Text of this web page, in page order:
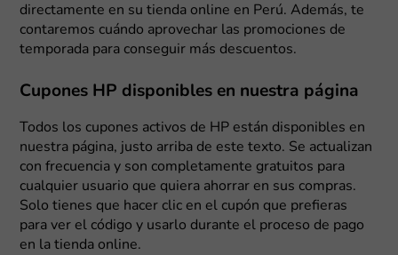
directamente en su tienda online en Perú. Además, te
contaremos cuándo aprovechar las promociones de
temporada para conseguir más descuentos.
Cupones HP disponibles en nuestra página
Todos los cupones activos de HP están disponibles en
nuestra página, justo arriba de este texto. Se actualizan
con frecuencia y son completamente gratuitos para
cualquier usuario que quiera ahorrar en sus compras.
Solo tienes que hacer clic en el cupón que prefieras
para ver el código y usarlo durante el proceso de pago
en la tienda online.